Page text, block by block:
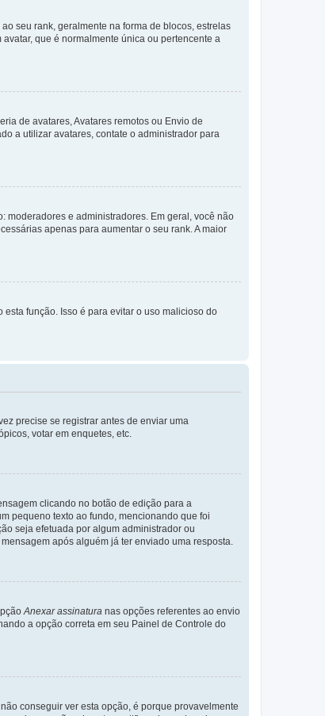
seu rank, geralmente na forma de blocos, estrelas
que é normalmente única ou pertencente a
de avatares, Avatares remotos ou Envio de
a utilizar avatares, contate o administrador para
moderadores e administradores. Em geral, você não
apenas para aumentar o seu rank. A maior
função. Isso é para evitar o uso malicioso do
precise se registrar antes de enviar uma
votar em enquetes, etc.
clicando no botão de edição para a
pequeno texto ao fundo, mencionando que foi
seja efetuada por algum administrador ou
após alguém já ter enviado uma resposta.
Anexar assinatura nas opções referentes ao envio
a opção correta em seu Painel de Controle do
conseguir ver esta opção, é porque provavelmente